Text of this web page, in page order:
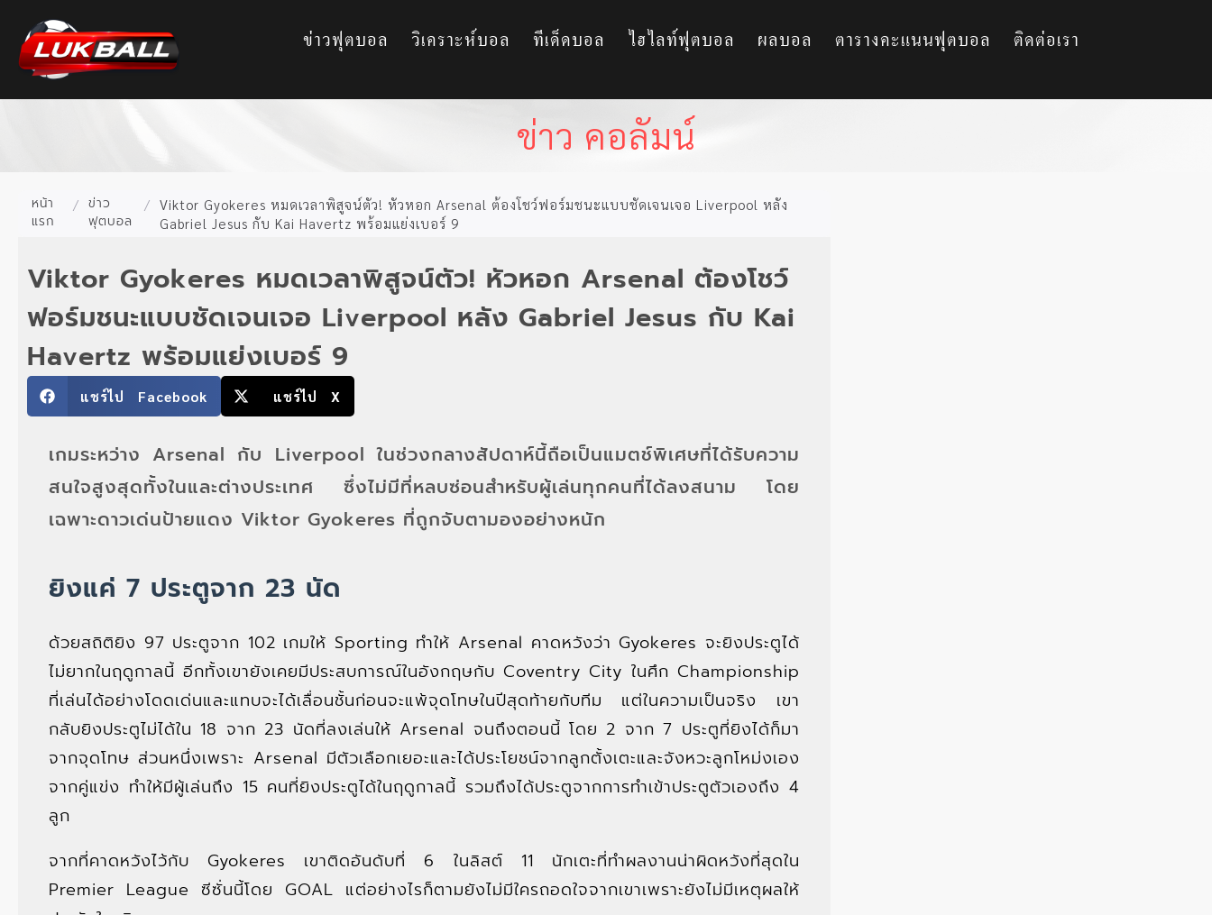
ข่าวฟุตบอล วิเคราะห์บอล ทีเด็ดบอล ไฮไลท์ฟุตบอล ผลบอล ตารางคะแนนฟุตบอล ติดต่อเรา
ข่าว คอลัมน์
หน้า
แรก
/ ข่าว
ฟุตบอล
/ Viktor Gyokeres หมดเวลาพิสูจน์ตัว! หัวหอก Arsenal ต้องโชว์ฟอร์มชนะแบบชัดเจนเจอ Liverpool หลัง
Gabriel Jesus กับ Kai Havertz พร้อมแย่งเบอร์ 9
Viktor Gyokeres หมดเวลาพิสูจน์ตัว! หัวหอก Arsenal ต้องโชว์
ฟอร์มชนะแบบชัดเจนเจอ Liverpool หลัง Gabriel Jesus กับ Kai
Havertz พร้อมแย่งเบอร์ 9
แชร์ไป Facebook แชร์ไป X
เกมระหว่าง Arsenal กับ Liverpool ในช่วงกลางสัปดาห์นี้ถือเป็นแมตช์พิเศษที่ได้รับความ
สนใจสูงสุดทั้งในและต่างประเทศ ซึ่งไม่มีที่หลบซ่อนสำหรับผู้เล่นทุกคนที่ได้ลงสนาม โดย
เฉพาะดาวเด่นป้ายแดง Viktor Gyokeres ที่ถูกจับตามองอย่างหนัก
ยิงแค่ 7 ประตูจาก 23 นัด
ด้วยสถิติยิง 97 ประตูจาก 102 เกมให้ Sporting ทำให้ Arsenal คาดหวังว่า Gyokeres จะยิงประตูได้
ไม่ยากในฤดูกาลนี้ อีกทั้งเขายังเคยมีประสบการณ์ในอังกฤษกับ Coventry City ในศึก Championship
ที่เล่นได้อย่างโดดเด่นและแทบจะได้เลื่อนชั้นก่อนจะแพ้จุดโทษในปีสุดท้ายกับทีม แต่ในความเป็นจริง เขา
กลับยิงประตูไม่ได้ใน 18 จาก 23 นัดที่ลงเล่นให้ Arsenal จนถึงตอนนี้ โดย 2 จาก 7 ประตูที่ยิงได้ก็มา
จากจุดโทษ ส่วนหนึ่งเพราะ Arsenal มีตัวเลือกเยอะและได้ประโยชน์จากลูกตั้งเตะและจังหวะลูกโหม่งเอง
จากคู่แข่ง ทำให้มีผู้เล่นถึง 15 คนที่ยิงประตูได้ในฤดูกาลนี้ รวมถึงได้ประตูจากการทำเข้าประตูตัวเองถึง 4
ลูก
จากที่คาดหวังไว้กับ Gyokeres เขาติดอันดับที่ 6 ในลิสต์ 11 นักเตะที่ทำผลงานน่าผิดหวังที่สุดใน
Premier League ซีซั่นนี้โดย GOAL แต่อย่างไรก็ตามยังไม่มีใครถอดใจจากเขาเพราะยังไม่มีเหตุผลให้